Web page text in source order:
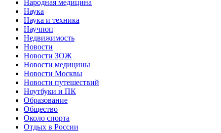
Народная медицина
Наука
Наука и техника
Научпоп
Недвижимость
Новости
Новости ЗОЖ
Новости медицины
Новости Москвы
Новости путешествий
Ноутбуки и ПК
Образование
Общество
Около спорта
Отдых в России